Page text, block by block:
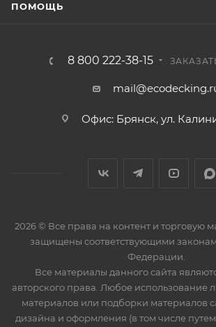
ПОМОЩЬ
8 800 222-38-15
Офис: Брянск, ул.
2026 © Все права на контент и торговую
защищены соответствующими
Федерации.
Все материалы данного сайта
авторского права. Любое использование
материалов или подборки материалов
дизайна и оформления (в том числе